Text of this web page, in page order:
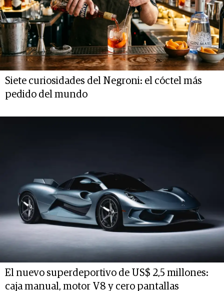
Siete curiosidades del Negroni: el cóctel más
pedido del mundo
El nuevo superdeportivo de US$ 2,5 millones:
caja manual, motor V8 y cero pantallas